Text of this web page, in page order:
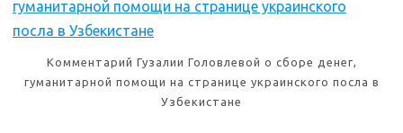
Комментарий Гузалии Головлевой о сборе денег,
гуманитарной помощи на странице украинского посла в
Узбекистане